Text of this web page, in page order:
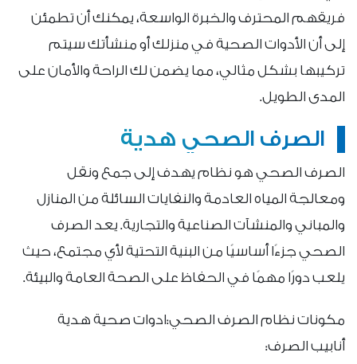
فريقهم المحترف والخبرة الواسعة، يمكنك أن تطمئن
إلى أن الأدوات الصحية في منزلك أو منشأتك سيتم
تركيبها بشكل مثالي، مما يضمن لك الراحة والأمان على
المدى الطويل.
الصرف الصحي هدية
الصرف الصحي هو نظام يهدف إلى جمع ونقل
ومعالجة المياه العادمة والنفايات السائلة من المنازل
والمباني والمنشآت الصناعية والتجارية. يعد الصرف
الصحي جزءًا أساسيًا من البنية التحتية لأي مجتمع، حيث
يلعب دورًا مهمًا في الحفاظ على الصحة العامة والبيئة.
مكونات نظام الصرف الصحي:ادوات صحية هدية
أنابيب الصرف: